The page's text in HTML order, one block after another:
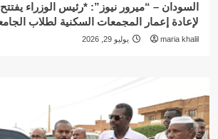
السودان – “ميرور نيوز”: *رئيس الوزراء يفتتح
لإعادة إعمار المجمعات السكنية لطلاب
maria khalil يوليو 29, 2026